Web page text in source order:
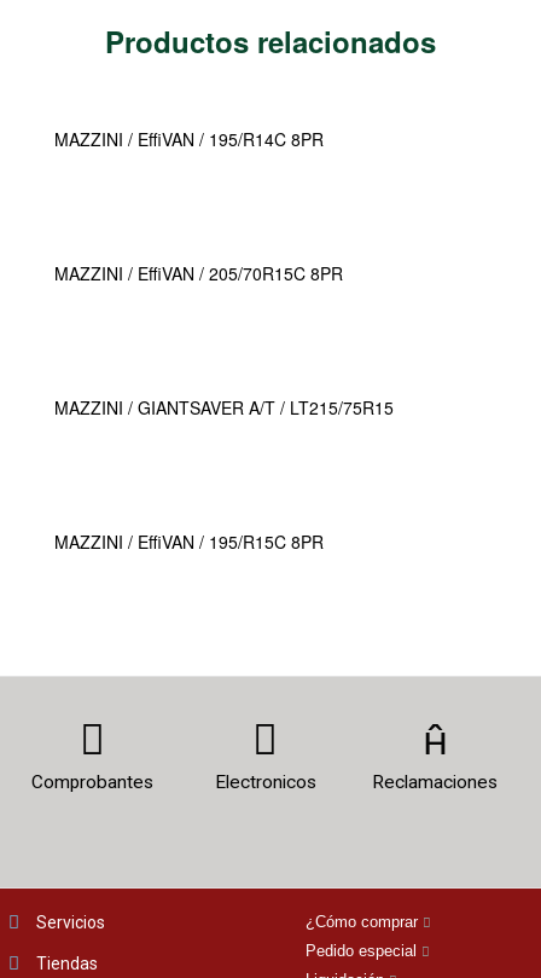
Productos relacionados
MAZZINI / EffiVAN / 195/R14C 8PR
MAZZINI / EffiVAN / 205/70R15C 8PR
MAZZINI / GIANTSAVER A/T / LT215/75R15
MAZZINI / EffiVAN / 195/R15C 8PR
Comprobantes Electronicos Reclamaciones
Servicios
Tiendas
¿Cómo comprar
Pedido especial